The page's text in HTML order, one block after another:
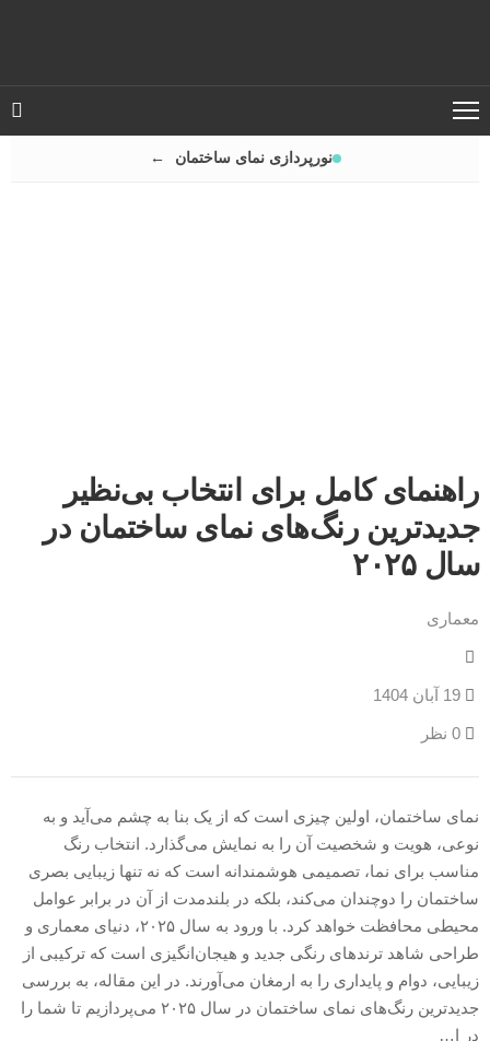
نورپردازی نمای ساختمان
راهنمای کامل برای انتخاب بی‌نظیر
جدیدترین رنگ‌های نمای ساختمان در
سال ۲۰۲۵
معماری
19 آبان 1404
0 نظر
نمای ساختمان، اولین چیزی است که از یک بنا به چشم می‌آید و به
نوعی، هویت و شخصیت آن را به نمایش می‌گذارد. انتخاب رنگ
مناسب برای نما، تصمیمی هوشمندانه است که نه تنها زیبایی بصری
ساختمان را دوچندان می‌کند، بلکه در بلندمدت از آن در برابر عوامل
محیطی محافظت خواهد کرد. با ورود به سال ۲۰۲۵، دنیای معماری و
طراحی شاهد ترندهای رنگی جدید و هیجان‌انگیزی است که ترکیبی از
زیبایی، دوام و پایداری را به ارمغان می‌آورند. در این مقاله، به بررسی
جدیدترین رنگ‌های نمای ساختمان در سال ۲۰۲۵ می‌پردازیم تا شما را
در ا…